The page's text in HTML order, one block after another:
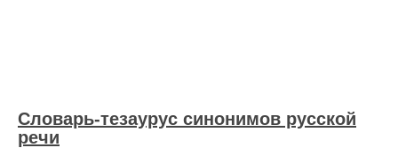
Словарь-тезаурус синонимов русской
речи